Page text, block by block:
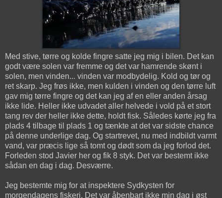
Med stive, tørre og kolde fingre satte jeg mig i bilen. Det kan
godt være solen var fremme og det var hamrende skønt i
solen, men vinden... vinden var modbydelig. Kold og tør og
ret skarp. Jeg frøs ikke, men kulden i vinden og den tørre luft
gav mig tørre fingre og det kan jeg af en eller anden årsag
ikke lide. Heller ikke udvadet aller helvede i vold på et stort
tang rev der heller ikke dette, holdt fisk. Således kørte jeg fra
plads 4 tilbage til plads 1 og tænkte at det var sidste chance
på denne underlige dag. Og startrevet, nu med indbildt varmt
vand, var præcis lige så tomt og dødt som da jeg forlod det.
Forleden stod Javier her og fik 8 styk. Det var bestemt ikke
sådan en dag i dag. Desværre.
Jeg bestemte mig for at inspektere Sydkysten for
morgendagens fiskeri. Det var åbenbart ikke min dag i øst